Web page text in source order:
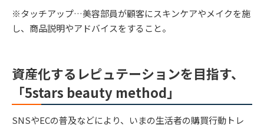
※タッチアップ…美容部員が顧客にスキンケアやメイクを施
し、商品説明やアドバイスをすること。
資産化するレピュテーションを目指す、
「5stars beauty method」
SNSやECの普及などにより、いまの生活者の購買行動トレ